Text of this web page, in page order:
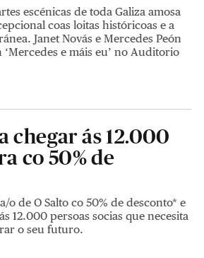
escénicas de toda Galiza amosa
coas loitas históricoas e a
Janet Novás e Mercedes Peón
e máis eu’ no Auditorio
chegar ás 12.000
co 50% de
o de O Salto co 50% de desconto* e
12.000 persoas socias que necesita
o seu futuro.